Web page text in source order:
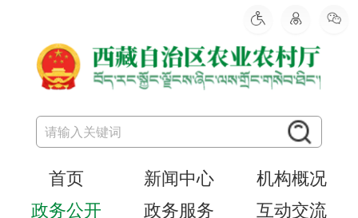
首页 新闻中心
机构概况
政务公开
政务服务 互动交流